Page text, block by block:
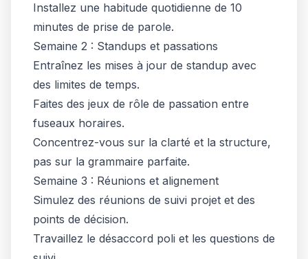
Installez une habitude quotidienne de 10
minutes de prise de parole.
Semaine 2 : Standups et passations
Entraînez les mises à jour de standup avec
des limites de temps.
Faites des jeux de rôle de passation entre
fuseaux horaires.
Concentrez-vous sur la clarté et la structure,
pas sur la grammaire parfaite.
Semaine 3 : Réunions et alignement
Simulez des réunions de suivi projet et des
points de décision.
Travaillez le désaccord poli et les questions de